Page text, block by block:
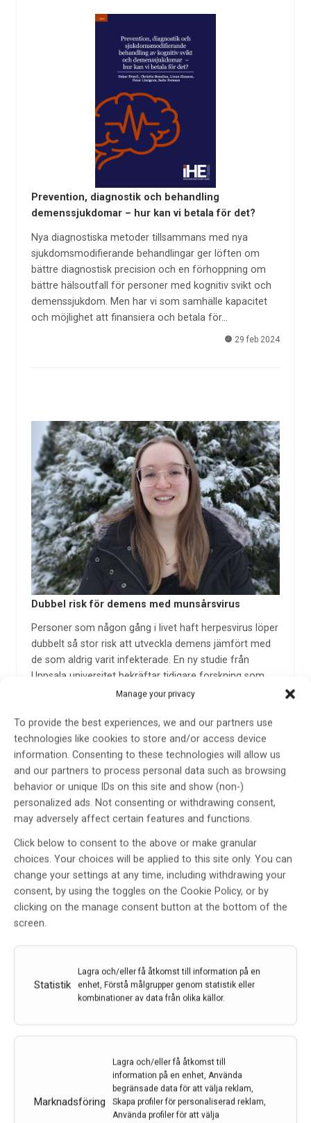
Manage your privacy
To provide the best experiences, we and our partners use
technologies like cookies to store and/or access device
information. Consenting to these technologies will allow us
and our partners to process personal data such as browsing
behavior or unique IDs on this site and show (non-)
personalized ads. Not consenting or withdrawing consent,
may adversely affect certain features and functions.
Click below to consent to the above or make granular
choices. Your choices will be applied to this site only. You can
change your settings at any time, including withdrawing your
consent, by using the toggles on the Cookie Policy, or by
clicking on the manage consent button at the bottom of the
screen.
Statistik
Lagra och/eller få åtkomst till information på en
enhet, Förstå målgrupper genom statistik eller
kombinationer av data från olika källor.
Marknadsföring
Lagra och/eller få åtkomst till
information på en enhet, Använda
begränsade data för att välja reklam,
Skapa profiler för personaliserad reklam,
Använda profiler för att välja
Prevention, diagnostik och behandling
demenssjukdomar – hur kan vi betala för det?
Nya diagnostiska metoder tillsammans med nya
sjukdomsmodifierande behandlingar ger löften om
bättre diagnostisk precision och en förhoppning om
bättre hälsoutfall för personer med kognitiv svikt och
demenssjukdom. Men har vi som samhälle kapacitet
och möjlighet att finansiera och betala för…
29 feb 2024
Dubbel risk för demens med munsårsvirus
Personer som någon gång i livet haft herpesvirus löper
dubbelt så stor risk att utveckla demens jämfört med
de som aldrig varit infekterade. En ny studie från
Uppsala universitet bekräftar tidigare forskning som
gjorts kring om herpes kan vara en…
Hallonlika kärlförändringar kan lära oss mer om
olika former av demens
samband med andra tecken till kärlsjukdom. Det som
förvånade forskarna var att hallonen också förekom
vid en…